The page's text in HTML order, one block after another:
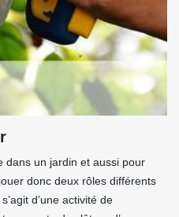
dans un jardin et aussi pour
donc deux rôles différents
d’une activité de